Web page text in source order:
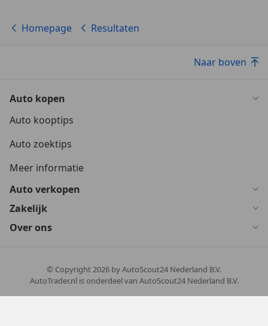
Homepage Resultaten
Naar boven
Auto kopen
Auto kooptips
Auto zoektips
Meer informatie
Auto verkopen
Zakelijk
Over ons
© Copyright2026 by AutoScout24 Nederland B.V.
AutoTrader.nl is onderdeel van AutoScout24 Nederland B.V.